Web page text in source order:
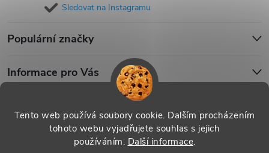
Tento web používá soubory cookie. Dalším procházením
tohoto webu vyjadřujete souhlas s jejich
používáním. Další informace.
Sledovat na Instagramu
Populární značky
Informace pro Vás
Copyright 2026 . Všechna práva vyhrazena.